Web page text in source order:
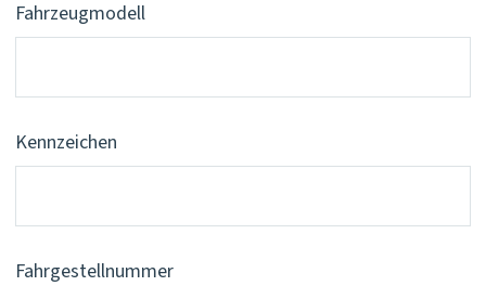
Fahrzeugmodell
Kennzeichen
Fahrgestellnummer